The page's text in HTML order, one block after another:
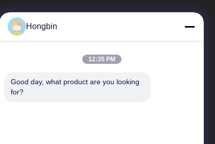
Γρήγοροι Σύνδεσμοι
Hongbin
12:35 PM
Good day, what product are you looking
for?